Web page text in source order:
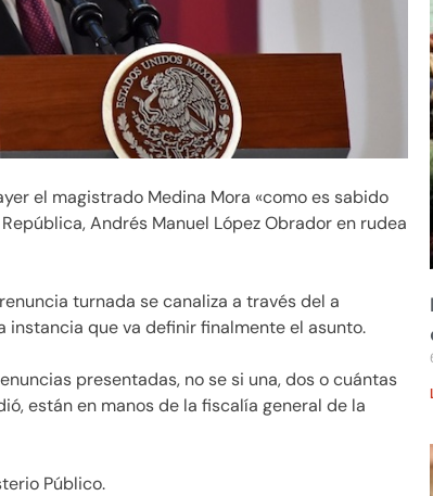
el magistrado Medina Mora «como es sabido
Andrés Manuel López Obrador en rudea
turnada se canaliza a través del a
instancia que va definir finalmente el asunto.
presentadas, no se si una, dos o cuántas
están en manos de la fiscalía general de la
Público.